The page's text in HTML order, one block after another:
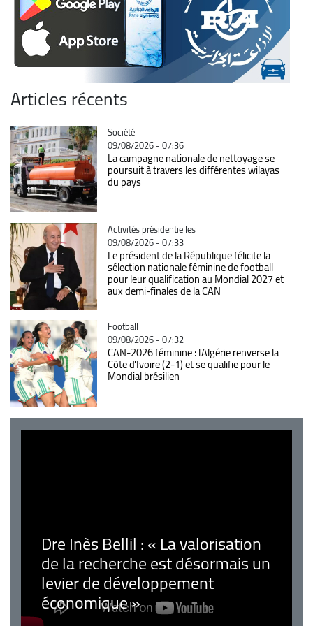
Articles récents
Catégorie
Société
09/08/2026 - 07:36
La campagne nationale de nettoyage se
poursuit à travers les différentes wilayas
du pays
Catégorie
Activités présidentielles
09/08/2026 - 07:33
Le président de la République félicite la
sélection nationale féminine de football
pour leur qualification au Mondial 2027 et
aux demi-finales de la CAN
Catégorie
Football
09/08/2026 - 07:32
CAN-2026 féminine : l'Algérie renverse la
Côte d'Ivoire (2-1) et se qualifie pour le
Mondial brésilien
Dre Inès Bellil : « La valorisation
de la recherche est désormais un
levier de développement
économique »